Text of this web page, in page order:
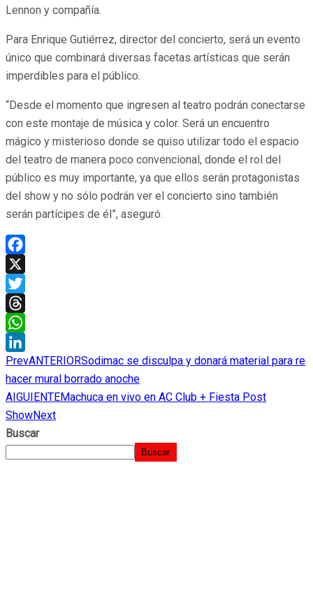
Lennon y compañía.
Para Enrique Gutiérrez, director del concierto, será un evento
único que combinará diversas facetas artísticas que serán
imperdibles para el público.
“Desde el momento que ingresen al teatro podrán conectarse
con este montaje de música y color. Será un encuentro
mágico y misterioso donde se quiso utilizar todo el espacio
del teatro de manera poco convencional, donde el rol del
público es muy importante, ya que ellos serán protagonistas
del show y no sólo podrán ver el concierto sino también
serán partícipes de él”, aseguró.
Facebook
X
Twitter
Threads
WhatsApp
LinkedIn
PrevANTERIORSodimac se disculpa y donará material para re
hacer mural borrado anoche
AIGUIENTEMachuca en vivo en AC Club + Fiesta Post
ShowNext
Buscar
Buscar